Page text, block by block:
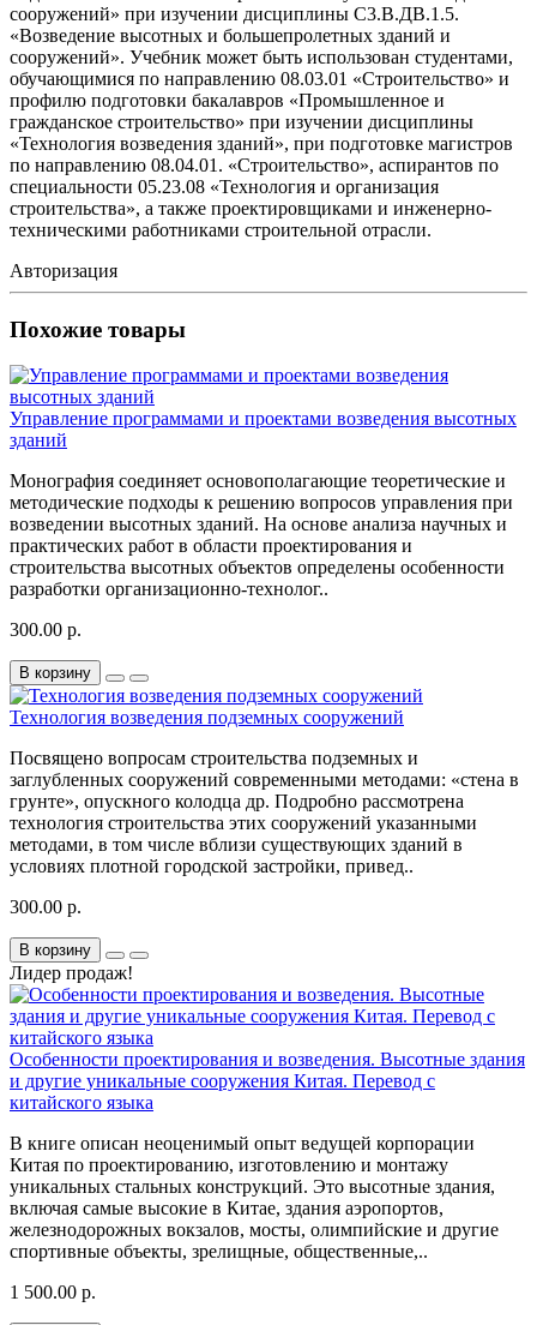
сооружений» при изучении дисциплины С3.В.ДВ.1.5.
«Возведение высотных и большепролетных зданий и
сооружений». Учебник может быть использован студентами,
обучающимися по направлению 08.03.01 «Строительство» и
профилю подготовки бакалавров «Промышленное и
гражданское строительство» при изучении дисциплины
«Технология возведения зданий», при подготовке магистров
по направлению 08.04.01. «Строительство», аспирантов по
специальности 05.23.08 «Технология и организация
строительства», а также проектировщиками и инженерно-
техническими работниками строительной отрасли.
Авторизация
Похожие товары
Управление программами и проектами возведения высотных
зданий
Монография соединяет основополагающие теоретические и
методические подходы к решению вопросов управления при
возведении высотных зданий. На основе анализа научных и
практических работ в области проектирования и
строительства высотных объектов определены особенности
разработки организационно-технолог..
300.00 р.
В корзину
Технология возведения подземных сооружений
Посвящено вопросам строительства подземных и
заглубленных сооружений современными методами: «стена в
грунте», опускного колодца др. Подробно рассмотрена
технология строительства этих сооружений указанными
методами, в том числе вблизи существующих зданий в
условиях плотной городской застройки, привед..
300.00 р.
В корзину
Лидер продаж!
Особенности проектирования и возведения. Высотные здания
и другие уникальные сооружения Китая. Перевод с
китайского языка
В книге описан неоценимый опыт ведущей корпорации
Китая по проектированию, изготовлению и монтажу
уникальных стальных конструкций. Это высотные здания,
включая самые высокие в Китае, здания аэропортов,
железнодорожных вокзалов, мосты, олимпийские и другие
спортивные объекты, зрелищные, общественные,..
1 500.00 р.